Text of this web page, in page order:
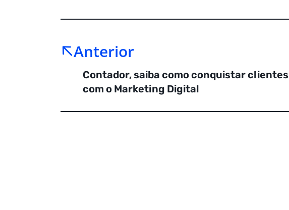
Anterior
Contador, saiba como conquistar clientes
com o Marketing Digital